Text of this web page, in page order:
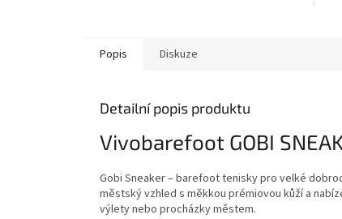
Popis Diskuze
Detailní popis produktu
Vivobarefoot GOBI
Gobi Sneaker – barefoot tenisky pro velké
městský vzhled s měkkou prémiovou kůží a
výlety nebo procházky městem.